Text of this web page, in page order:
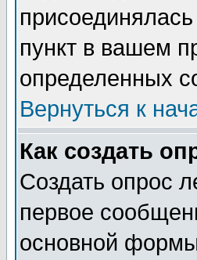
пункт в вашем
определенных
Вернуться к
Как создать
Создать опрос
первое
основной